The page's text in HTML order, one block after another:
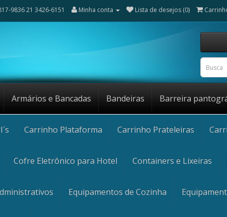
9836 21 3426-6151 Minha conta Lista de desejos (0)
Armários e Bancadas Bandeiras Barreira
Carrinho Plataforma Carrinho Prateleiras
Cofre Eletrônico para Hotel Containers e Lixeiras
Equipamentos de Cozinha